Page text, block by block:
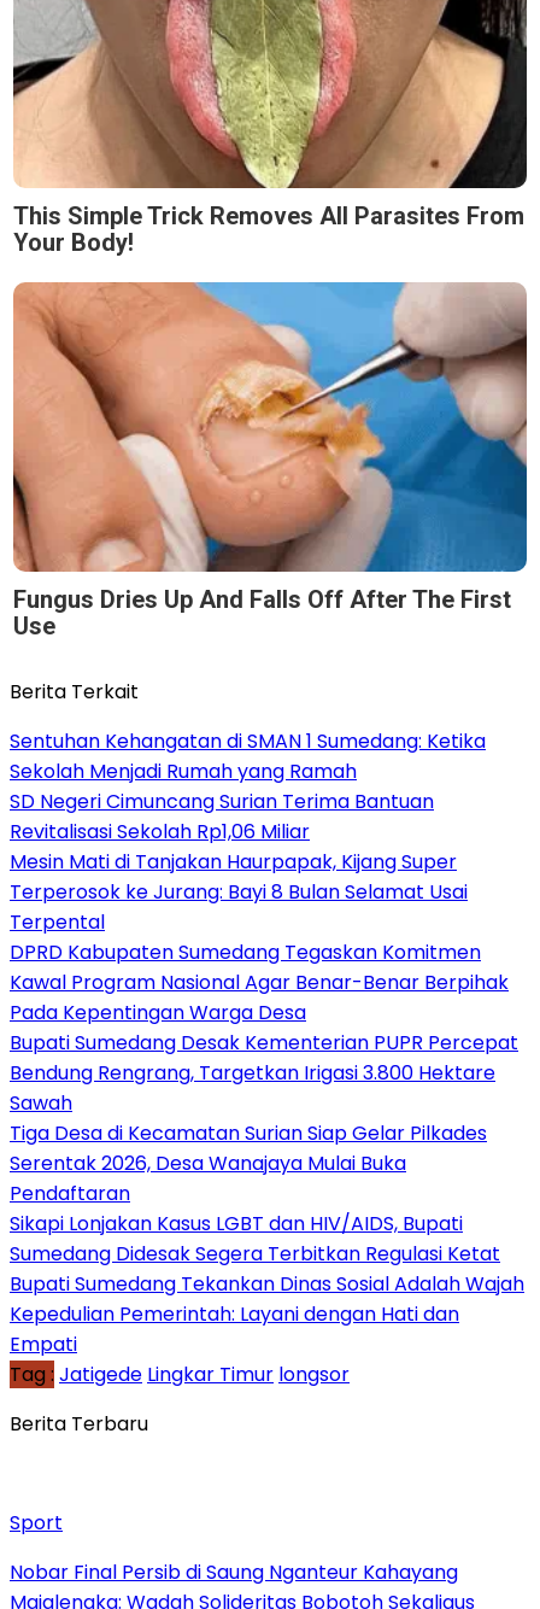
This Simple Trick Removes All Parasites From
Your Body!
Fungus Dries Up And Falls Off After The First
Use
Berita Terkait
Sentuhan Kehangatan di SMAN 1 Sumedang: Ketika
Sekolah Menjadi Rumah yang Ramah
SD Negeri Cimuncang Surian Terima Bantuan
Revitalisasi Sekolah Rp1,06 Miliar
Mesin Mati di Tanjakan Haurpapak, Kijang Super
Terperosok ke Jurang: Bayi 8 Bulan Selamat Usai
Terpental
DPRD Kabupaten Sumedang Tegaskan Komitmen
Kawal Program Nasional Agar Benar-Benar Berpihak
Pada Kepentingan Warga Desa
Bupati Sumedang Desak Kementerian PUPR Percepat
Bendung Rengrang, Targetkan Irigasi 3.800 Hektare
Sawah
Tiga Desa di Kecamatan Surian Siap Gelar Pilkades
Serentak 2026, Desa Wanajaya Mulai Buka
Pendaftaran
Sikapi Lonjakan Kasus LGBT dan HIV/AIDS, Bupati
Sumedang Didesak Segera Terbitkan Regulasi Ketat
Bupati Sumedang Tekankan Dinas Sosial Adalah Wajah
Kepedulian Pemerintah: Layani dengan Hati dan
Empati
Tag : Jatigede Lingkar Timur longsor
Berita Terbaru
Sport
Nobar Final Persib di Saung Nganteur Kahayang
Majalengka: Wadah Solideritas Bobotoh Sekaligus